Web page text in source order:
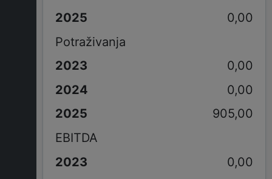
0,00
Potraživanja
0,00
0,00
905,00
EBITDA
0,00